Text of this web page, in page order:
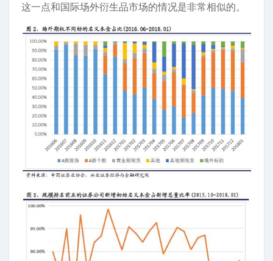
这一点和国际场外衍生品市场的情况是非常相似的。